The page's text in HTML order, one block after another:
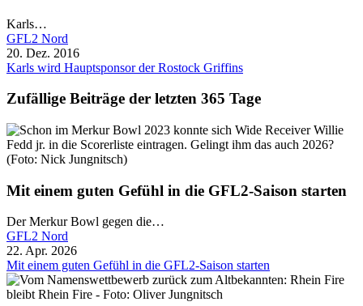
Karls…
GFL2 Nord
20. Dez. 2016
Karls wird Hauptsponsor der Rostock Griffins
Zufällige Beiträge der letzten 365 Tage
Mit einem guten Gefühl in die GFL2-Saison starten
Der Merkur Bowl gegen die…
GFL2 Nord
22. Apr. 2026
Mit einem guten Gefühl in die GFL2-Saison starten